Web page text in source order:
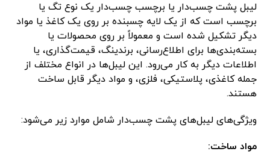
لیبل پشت چسب‌دار یا برچسب چسب‌دار یک نوع تگ یا
برچسب است که از یک لایه چسبنده بر روی یک کاغذ یا مواد
دیگر تشکیل شده است و معمولاً بر روی محصولات یا
بسته‌بندی‌ها برای اطلاع‌رسانی، برندینگ، قیمت‌گذاری، یا
اطلاعات دیگر به کار می‌رود. این لیبل‌ها در انواع مختلف از
جمله کاغذی، پلاستیکی، فلزی، و مواد دیگر قابل ساخت
هستند.
ویژگی‌های لیبل‌های پشت چسب‌دار شامل موارد زیر می‌شود:
مواد ساخت: